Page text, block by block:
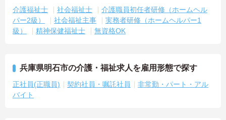
介護福祉士 社会福祉士
介護職員初任者研修（ホームヘル
パー2級）
社会福祉主事
実務者研修（ホームヘルパー1
級）
精神保健福祉士 無資格OK
兵庫県明石市の介護・福祉求人を雇用形態で探す
正社員(正職員) 契約社員・嘱託社員
非常勤・パート・アル
バイト